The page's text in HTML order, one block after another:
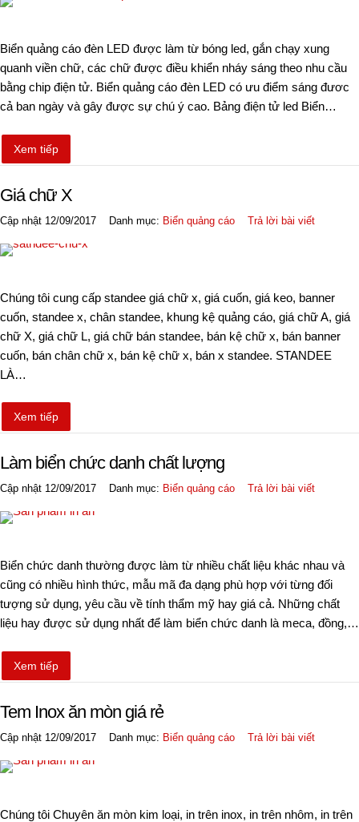
Biển quảng cáo đèn LED được làm từ bóng led, gắn chạy xung
quanh viền chữ, các chữ được điều khiển nháy sáng theo nhu cầu
bằng chip điện tử. Biển quảng cáo đèn LED có ưu điểm sáng đươc
cả ban ngày và gây được sự chú ý cao. Bảng điện tử led Biển…
Xem tiếp
Giá chữ X
Cập nhật 12/09/2017 Danh mục: Biển quảng cáo Trả lời bài viết
Chúng tôi cung cấp standee giá chữ x, giá cuốn, giá keo, banner
cuốn, standee x, chân standee, khung kệ quảng cáo, giá chữ A, giá
chữ X, giá chữ L, giá chữ bán standee, bán kệ chữ x, bán banner
cuốn, bán chân chữ x, bán kệ chữ x, bán x standee. STANDEE
LÀ…
Xem tiếp
Làm biển chức danh chất lượng
Cập nhật 12/09/2017 Danh mục: Biển quảng cáo Trả lời bài viết
Biển chức danh thường được làm từ nhiều chất liệu khác nhau và
cũng có nhiều hình thức, mẫu mã đa dạng phù hợp với từng đối
tượng sử dụng, yêu cầu về tính thẩm mỹ hay giá cả. Những chất
liệu hay được sử dụng nhất để làm biển chức danh là meca, đồng,…
Xem tiếp
Tem Inox ăn mòn giá rẻ
Cập nhật 12/09/2017 Danh mục: Biển quảng cáo Trả lời bài viết
Chúng tôi Chuyên ăn mòn kim loại, in trên inox, in trên nhôm, in trên